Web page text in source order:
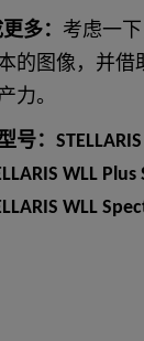
多： 考虑一
的图像，并借
力。
：STELLARIS
WLL
WLL